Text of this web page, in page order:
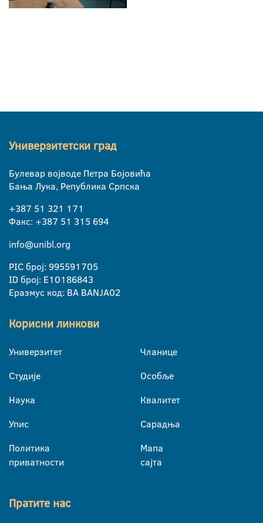
Универзитетски град
Булевар војводе Петра Бојовића
Бања Лука, Република Српска
+387 51 321 171
Факс: +387 51 315 694
info@unibl.org
PIC број: 995591705
ID број: E10186843
Еразмус код: BA BANJA02
Корисни линкови
Универзитет
Студије
Наука
Упис
Политика
приватности
Чланице
Особље
Квалитет
Сарадња
Мапа
сајта
Пратите нас